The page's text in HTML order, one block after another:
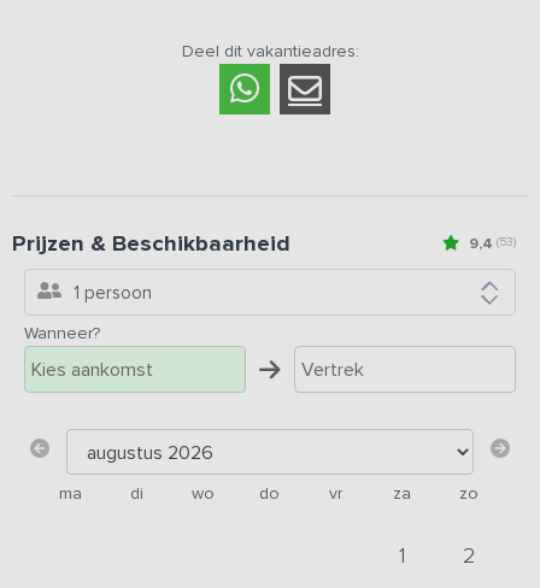
Deel dit vakantieadres:
9,4 (53)
Prijzen & Beschikbaarheid
1 persoon
Wanneer?
ma di wo do vr za zo
1 2